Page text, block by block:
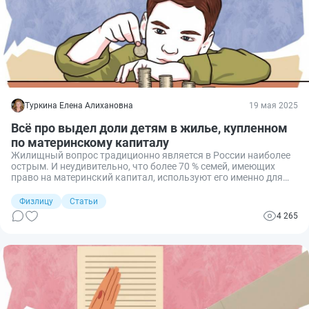
Туркина Елена Алихановна 19 мая 2025
Всё про выдел доли детям в жилье, купленном
по материнскому капиталу
Жилищный вопрос традиционно является в России наиболее
острым. И неудивительно, что более 70 % семей, имеющих
право на материнский капитал, используют его именно для
возникают вопросы: как и когда нужно осуществить выдел
доли детям по материнскому капиталу, и насколько вообще
это обязательно?
Физлицу
Статьи
4 265